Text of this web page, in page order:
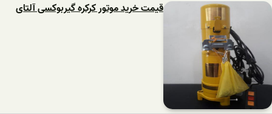
قیمت خرید موتور کرکره گیربوکسی آلتای